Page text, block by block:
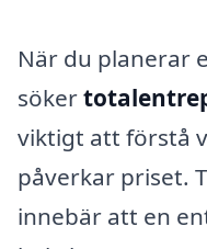
När du planerar
söker
viktigt att förstå
påverkar priset.
innebär att en